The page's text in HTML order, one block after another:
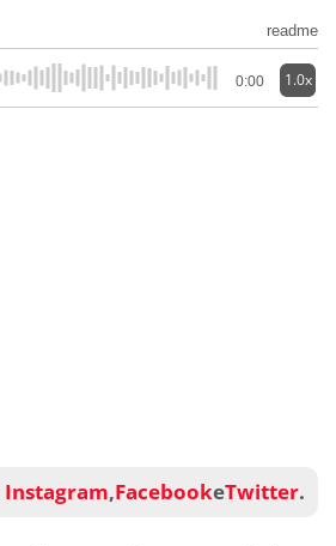
readme
0:00 1.0x
Instagram,FacebookeTwitter.